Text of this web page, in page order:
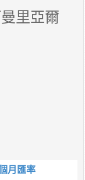
里亞爾
月匯率